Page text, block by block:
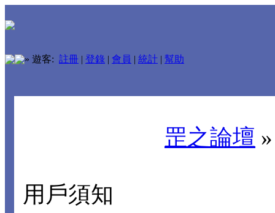
» 遊客: 註冊 | 登錄 | 會員 | 統計 | 幫助
罡之論壇
用戶須知